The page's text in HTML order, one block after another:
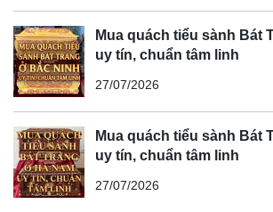
Mua quách tiểu sành Bát
uy tín, chuẩn tâm linh
27/07/2026
Mua quách tiểu sành Bát
uy tín, chuẩn tâm linh
27/07/2026